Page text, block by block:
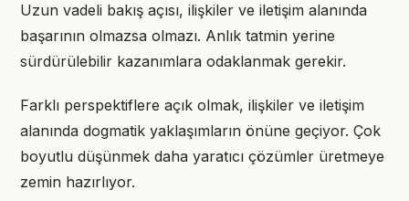
Uzun vadeli bakış açısı, ilişkiler ve iletişim alanında
başarının olmazsa olmazı. Anlık tatmin yerine
sürdürülebilir kazanımlara odaklanmak gerekir.
Farklı perspektiflere açık olmak, ilişkiler ve iletişim
alanında dogmatik yaklaşımların önüne geçiyor. Çok
boyutlu düşünmek daha yaratıcı çözümler üretmeye
zemin hazırlıyor.